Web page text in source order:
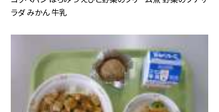
ラダ みかん 牛乳